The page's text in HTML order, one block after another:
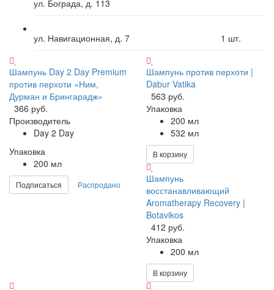
ул. Бограда, д. 113
ул. Навигационная, д. 7 1 шт.
Шампунь Day 2 Day Premium
против перхоти «Ним,
Дурман и Брингарадж»
366 руб.
Производитель
Day 2 Day
Упаковка
200 мл
Подписаться Распродано
Шампунь против перхоти |
Dabur Vatika
563 руб.
Упаковка
200 мл
532 мл
В корзину
Шампунь
восстанавливающий
Aromatherapy Recovery |
Botavikos
412 руб.
Упаковка
200 мл
В корзину